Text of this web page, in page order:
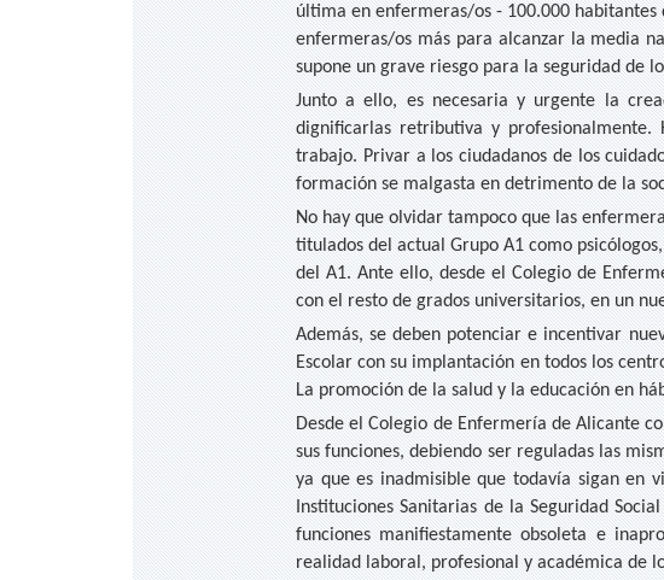
última en enfermeras/os - 100.000 habitantes
enfermeras/os más para alcanzar la media
supone un grave riesgo para la seguridad de
Junto a ello, es necesaria y urgente la
dignificarlas retributiva y
trabajo. Privar a los ciudadanos de los
formación se malgasta en detrimento de la
No hay que olvidar tampoco que las
titulados del actual Grupo A1 como
del A1. Ante ello, desde el Colegio de
con el resto de grados universitarios, en un
Además, se deben potenciar e incentivar
Escolar con su implantación en todos los
La promoción de la salud y la educación en
Desde el Colegio de Enfermería de Alicante
sus funciones, debiendo ser reguladas las
ya que es inadmisible que todavía sigan en
Instituciones Sanitarias de la Seguridad
funciones manifiestamente obsoleta e
realidad laboral, profesional y académica de